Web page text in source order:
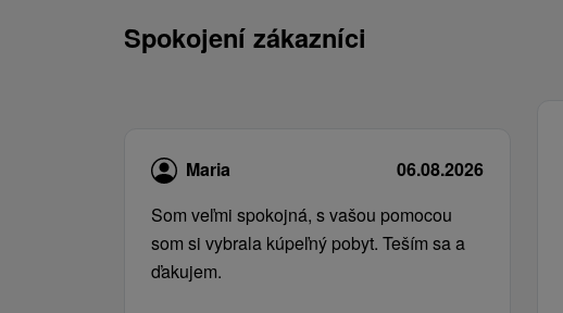
Spokojení zákazníci
Maria
06.08.2026
Som veľmi spokojná, s vašou pomocou
som si vybrala kúpeľný pobyt. Teším sa a
ďakujem.